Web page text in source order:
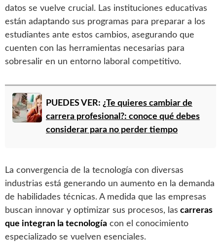
datos se vuelve crucial. Las instituciones educativas
están adaptando sus programas para preparar a los
estudiantes ante estos cambios, asegurando que
cuenten con las herramientas necesarias para
sobresalir en un entorno laboral competitivo.
PUEDES VER: ¿Te quieres cambiar de
carrera profesional?: conoce qué debes
considerar para no perder tiempo
La convergencia de la tecnología con diversas
industrias está generando un aumento en la demanda
de habilidades técnicas. A medida que las empresas
buscan innovar y optimizar sus procesos, las carreras
que integran la tecnología con el conocimiento
especializado se vuelven esenciales.